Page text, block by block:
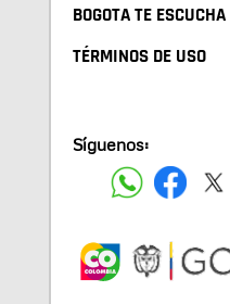
BOGOTA TE ESCUCHA
TÉRMINOS DE USO
Síguenos: